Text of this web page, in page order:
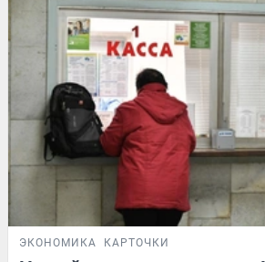
ЭКОНОМИКА КАРТОЧКИ